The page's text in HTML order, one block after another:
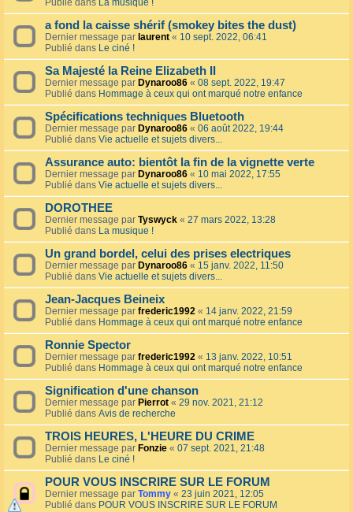
Publié dans La musique !
a fond la caisse shérif (smokey bites the dust)
Dernier message par laurent « 10 sept. 2022, 06:41
Publié dans Le ciné !
Sa Majesté la Reine Elizabeth II
Dernier message par Dynaroo86 « 08 sept. 2022, 19:47
Publié dans Hommage à ceux qui ont marqué notre enfance
Spécifications techniques Bluetooth
Dernier message par Dynaroo86 « 06 août 2022, 19:44
Publié dans Vie actuelle et sujets divers...
Assurance auto: bientôt la fin de la vignette verte
Dernier message par Dynaroo86 « 10 mai 2022, 17:55
Publié dans Vie actuelle et sujets divers...
DOROTHEE
Dernier message par Tyswyck « 27 mars 2022, 13:28
Publié dans La musique !
Un grand bordel, celui des prises electriques
Dernier message par Dynaroo86 « 15 janv. 2022, 11:50
Publié dans Vie actuelle et sujets divers...
Jean-Jacques Beineix
Dernier message par frederic1992 « 14 janv. 2022, 21:59
Publié dans Hommage à ceux qui ont marqué notre enfance
Ronnie Spector
Dernier message par frederic1992 « 13 janv. 2022, 10:51
Publié dans Hommage à ceux qui ont marqué notre enfance
Signification d'une chanson
Dernier message par Pierrot « 29 nov. 2021, 21:12
Publié dans Avis de recherche
TROIS HEURES, L'HEURE DU CRIME
Dernier message par Fonzie « 07 sept. 2021, 21:48
Publié dans Le ciné !
POUR VOUS INSCRIRE SUR LE FORUM
Dernier message par Tommy « 23 juin 2021, 12:05
Publié dans POUR VOUS INSCRIRE SUR LE FORUM